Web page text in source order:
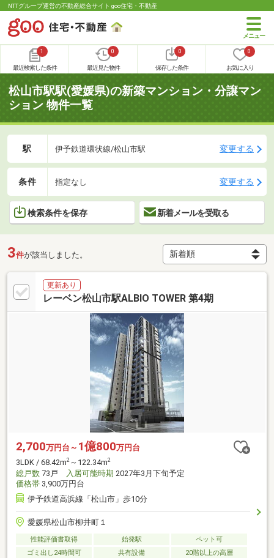
NTTグループ運営の不動産総合サイト goo住宅・不動産
1
最近検索した条件
0
最近見た物件
0
保存した条件
0
お気に入り
松山市駅駅(愛媛県)の新築マンション・分譲マン
ション 物件一覧
駅 伊予鉄道環状線/松山市駅 変更する
条件 指定なし 変更する
検索条件を保存 新着メールを受取る
3件が該当しました。
更新あり
レーベン松山市駅ALBIO TOWER 第4期
2,700万円台～ 1億800万円台
3LDK / 68.42m2 ～122.34m2
総戸数 73戸 入居可能時期 2027年3月下旬予定
価格帯 3,900万円台
伊予鉄道高浜線「松山市」歩10分
愛媛県松山市柳井町１
性能評価書取得 始発駅
ペット可
ゴミ出し24時間可
共有設備 20階以上の高層